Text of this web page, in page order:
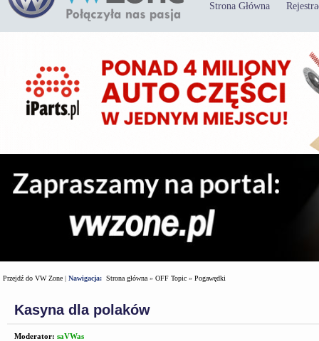
Strona Główna
Przejdź do VW Zone | Nawigacja: Strona główna » OFF Topic » Pogawędki
Kasyna dla polaków
Moderator: saVWas